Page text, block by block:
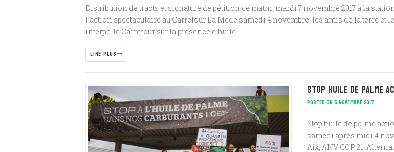
Distribution de tracts et signature de pétition ce matin, mardi 7 novembre 2017 à la
l’action spectaculaire au Carrefour La Mède samedi 4 novembre, les amis de la terre
interpellé Carrefour sur la présence d’huile […]
LIRE PLUS
Stop huile de palme
POSTED ON 5 NOVEMBRE 2017
Stop huile de palme
samedi après midi 4
Aix, ANV COP 21,